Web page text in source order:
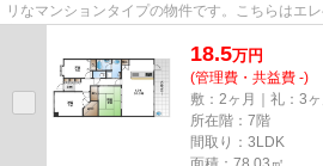
リなマンションタイプの物件です。こちらはエ
18.5万円
(管理費・共益費 -)
敷：2ヶ月｜礼：3ヶ
所在階：7階
間取り：3LDK